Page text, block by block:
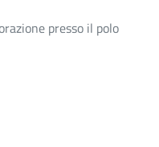
presso il polo